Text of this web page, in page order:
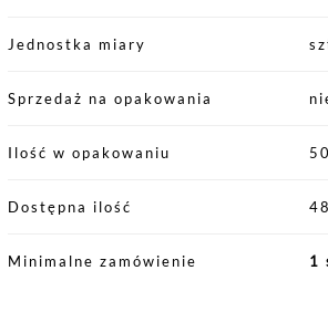
Jednostka miary
Sprzedaż na opakowania
Ilość w opakowaniu 50
Dostępna ilość
Minimalne zamówienie 1